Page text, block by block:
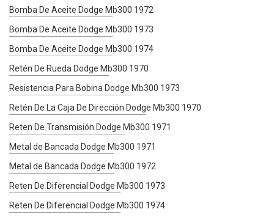
Bomba De Aceite Dodge Mb300 1972
Bomba De Aceite Dodge Mb300 1973
Bomba De Aceite Dodge Mb300 1974
Retén De Rueda Dodge Mb300 1970
Resistencia Para Bobina Dodge Mb300 1973
Retén De La Caja De Dirección Dodge Mb300 1970
Reten De Transmisión Dodge Mb300 1971
Metal de Bancada Dodge Mb300 1971
Metal de Bancada Dodge Mb300 1972
Reten De Diferencial Dodge Mb300 1973
Reten De Diferencial Dodge Mb300 1974